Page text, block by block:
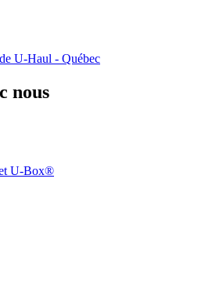
U-Haul - Québec
nous
U-Box®